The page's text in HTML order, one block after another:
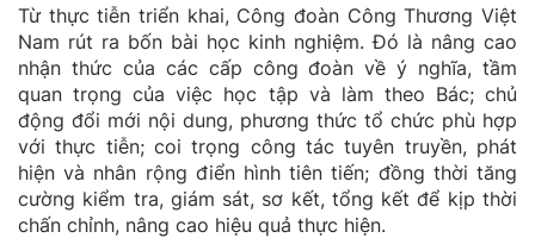
Từ thực tiễn triển khai, Công đoàn Công Thương Việt
Nam rút ra bốn bài học kinh nghiệm. Đó là nâng cao
nhận thức của các cấp công đoàn về ý nghĩa, tầm
quan trọng của việc học tập và làm theo Bác; chủ
động đổi mới nội dung, phương thức tổ chức phù hợp
với thực tiễn; coi trọng công tác tuyên truyền, phát
hiện và nhân rộng điển hình tiên tiến; đồng thời tăng
cường kiểm tra, giám sát, sơ kết, tổng kết để kịp thời
chấn chỉnh, nâng cao hiệu quả thực hiện.